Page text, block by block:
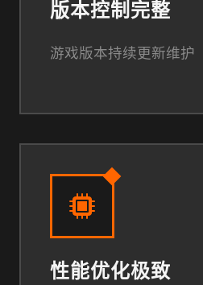
版本控制完整
游戏版本持续更新维护
性能优化极致